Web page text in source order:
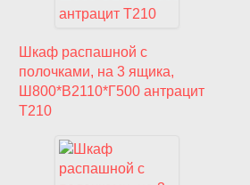
Шкаф распашной с
полочками, на 3 ящика,
Ш800*В2110*Г500 антрацит
T210